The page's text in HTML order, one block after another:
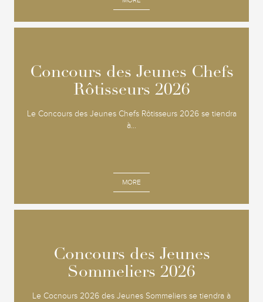
Concours des Jeunes Chefs
Rôtisseurs 2026
Le Concours des Jeunes Chefs Rôtisseurs 2026 se tiendra
à...
MORE
Concours des Jeunes Chefs
Rôtisseurs 2026
Concours des Jeunes
Sommeliers 2026
Le Cocnours 2026 des Jeunes Sommeliers se tiendra à
Concours des Jeunes
Sommeliers 2026